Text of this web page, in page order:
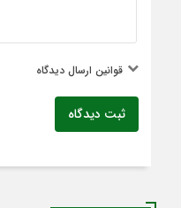
قوانین ارسال دیدگاه
ثبت دیدگاه